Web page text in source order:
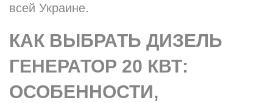
всей Украине.
КАК ВЫБРАТЬ ДИЗЕЛЬ
ГЕНЕРАТОР 20 КВТ:
ОСОБЕННОСТИ,